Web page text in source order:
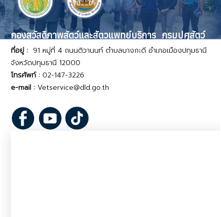
กองสวัสดิภาพสัตว์และสัตวแพทย์บริการ กรมปศุสัตว์
ที่อยู่ : 91 หมู่ที่ 4 ถนนติวานนท์ ตำบลบางกะดี อำเภอเมืองปทุมธานี
จังหวัดปทุมธานี 12000
โทรศัพท์ : 02-147-3226
e-mail :Vetservice@dld.go.th